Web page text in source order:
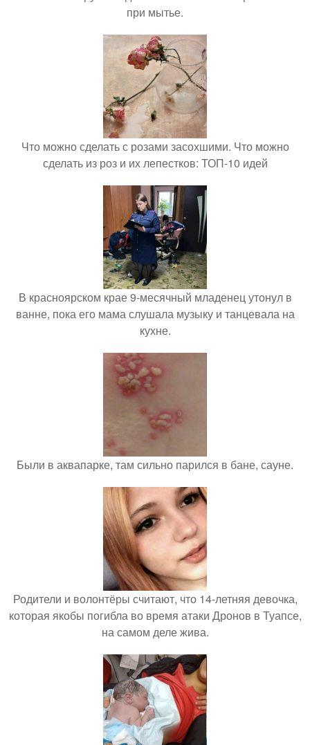
при мытье.
Что можно сделать с розами засохшими. Что можно
сделать из роз и их лепестков: ТОП-10 идей
В красноярском крае 9-месячный младенец утонул в
ванне, пока его мама слушала музыку и танцевала на
кухне.
Были в аквапарке, там сильно парился в бане, сауне.
Родители и волонтёры считают, что 14-летняя девочка,
которая якобы погибла во время атаки Дронов в Туапсе,
на самом деле жива.